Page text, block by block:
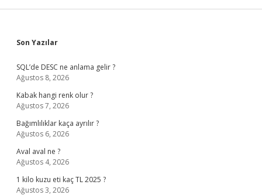
Sidebar
Son Yazılar
SQL’de DESC ne anlama gelir ?
Ağustos 8, 2026
Kabak hangi renk olur ?
Ağustos 7, 2026
Bağımlılıklar kaça ayrılır ?
Ağustos 6, 2026
Aval aval ne ?
Ağustos 4, 2026
1 kilo kuzu eti kaç TL 2025 ?
Ağustos 3, 2026